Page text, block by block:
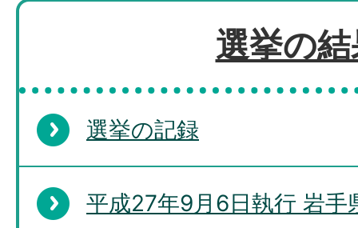
選挙の
選挙の記録
平成27年9月6日執行 岩手